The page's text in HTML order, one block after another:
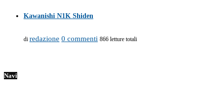
Kawanishi N1K Shiden
di redazione 0 commenti 866 letture totali
Navi